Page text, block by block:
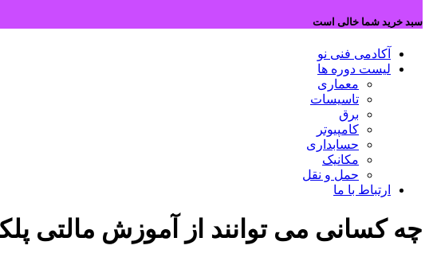
سبد خرید شما خالی است
آکادمی فنی نو
لیست دوره ها
معماری
تاسیسات
برق
کامپیوتر
حسابداری
مکانیک
حمل و نقل
ارتباط با ما
چه کسانی می توانند از آموزش مالتی